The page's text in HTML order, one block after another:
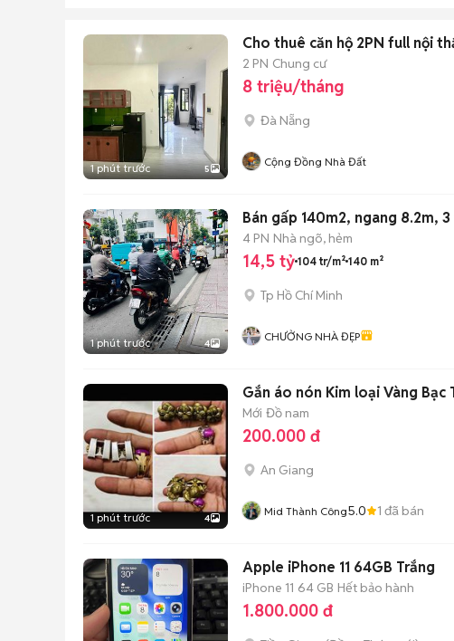
1 phút trước 5
Cho thuê căn hộ 2PN full nội
2 PN Chung cư
8 triệu/tháng
Đà Nẵng
Cộng Đồng Nhà Đất
1 phút trước 4
Bán gấp 140m2, ngang 8.2m,
4 PN Nhà ngõ, hẻm
14,5 tỷ 104 tr/m² 140 m²
Tp Hồ Chí Minh
CHƯỞNG NHÀ ĐẸP
1 phút trước 4
Gắn áo nón Kim loại Vàng Bạc
Mới Đồ nam
200.000 đ
An Giang
Mid Thành Công5.0 1 đã bán
Apple iPhone 11 64GB Trắng
iPhone 11 64 GB Hết bảo hành
1.800.000 đ